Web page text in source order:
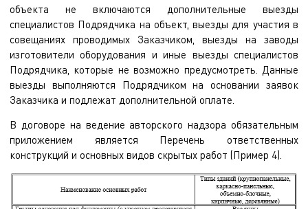
объекта не включаются дополнительные выезды
специалистов Подрядчика на объект, выезды для участия в
совещаниях проводимых Заказчиком, выезды на заводы
изготовители оборудования и иные выезды специалистов
Подрядчика, которые не возможно предусмотреть. Данные
выезды выполняются Подрядчиком на основании заявок
Заказчика и подлежат дополнительной оплате.
В договоре на ведение авторского надзора обязательным
приложением является Перечень ответственных
конструкций и основных видов скрытых работ (Пример 4).